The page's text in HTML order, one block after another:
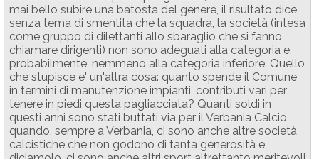
mai bello subire una batosta del genere, il risultato dice,
senza tema di smentita che la squadra, la società (intesa
come gruppo di dilettanti allo sbaraglio che si fanno
chiamare dirigenti) non sono adeguati alla categoria e,
probabilmente, nemmeno alla categoria inferiore. Quello
che stupisce e' un'altra cosa: quanto spende il Comune
in termini di manutenzione impianti, contributi vari per
tenere in piedi questa pagliacciata? Quanti soldi in
questi anni sono stati buttati via per il Verbania Calcio,
quando, sempre a Verbania, ci sono anche altre società
calcistiche che non godono di tanta generosità e,